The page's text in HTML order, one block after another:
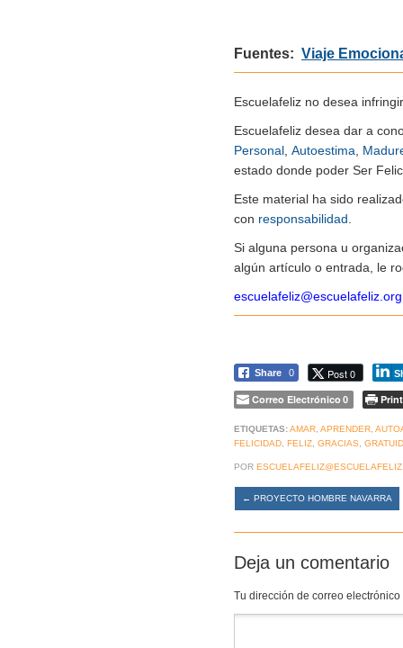
Fuentes: Viaje
Escuelafeliz no desea
Escuelafeliz desea dar a
Personal Autoestima
estado donde poder Ser
Este material ha sido
con responsabilidad
Si alguna persona u
algún artículo o entrada, le
escuelafeliz@escuelafeliz.org
Share 0 Post 0
Correo Electrónico 0 Print
ETIQUETAS:AMAR APRENDER
FELICIDAD FELIZ GRACIAS
POR
← PROYECTO HOMBRE NAVARRA
Deja un comentario
Tu dirección de correo